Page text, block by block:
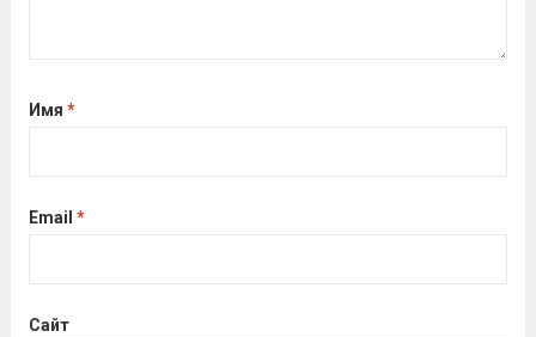
Имя *
Email *
Сайт